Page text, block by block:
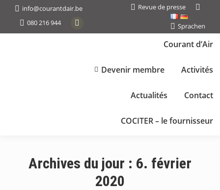
info@courantdair.be
080 216 944
Revue de presse Search:
Sprachen
Courant d’Air
Devenir membre Activités
Actualités Contact
COCITER – le fournisseur
Archives du jour : 6. février
2020